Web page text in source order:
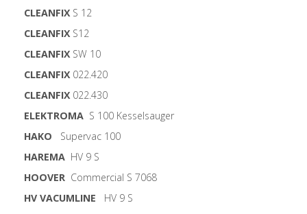
CLEANFIXS 12
CLEANFIXS12
CLEANFIXSW 10
CLEANFIX022.420
CLEANFIX022.430
ELEKTROMA S 100 Kesselsauger
HAKO Supervac 100
HAREMA HV 9 S
HOOVER Commercial S 7068
HV VACUMLINE HV 9 S